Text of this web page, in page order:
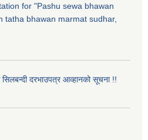
for "Pashu sewa bhawan
tatha bhawan marmat sudhar,
सिलबन्दी दरभाउपत्र आव्हानको सूचना !!